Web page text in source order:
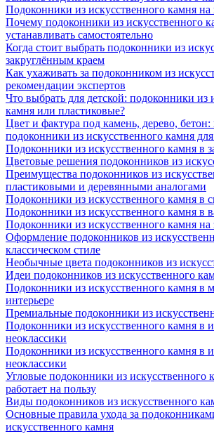
Подоконники из искусственного камня на
Почему подоконники из искусственного
устанавливать самостоятельно
Когда стоит выбрать подоконники из
закруглённым краем
Как ухаживать за подоконником из
рекомендации экспертов
Что выбрать для детской: подоконники из
камня или пластиковые?
Цвет и фактура под камень, дерево, бетон:
подоконники из искусственного камня
Подоконники из искусственного камня в
Цветовые решения подоконников из
Преимущества подоконников из
пластиковыми и деревянными аналогами
Подоконники из искусственного камня в
Подоконники из искусственного камня в
Подоконники из искусственного камня на
Оформление подоконников из
классическом стиле
Необычные цвета подоконников из
Идеи подоконников из искусственного
Подоконники из искусственного камня в
интерьере
Премиальные подоконники из
Подоконники из искусственного камня в
неоклассики
Подоконники из искусственного камня в
неоклассики
Угловые подоконники из искусственного
работает на пользу
Виды подоконников из искусственного
Основные правила ухода за
искусственного камня